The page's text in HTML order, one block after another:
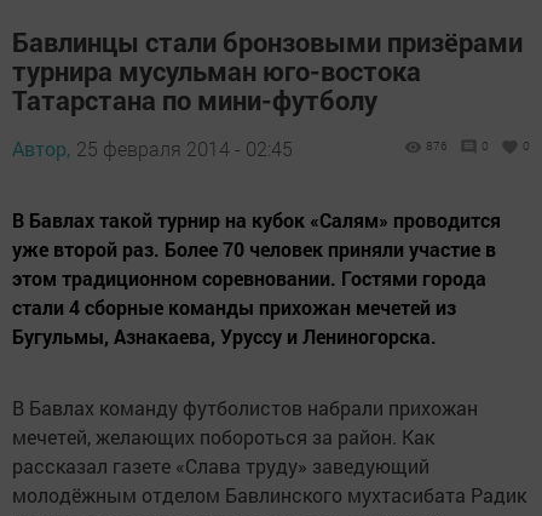
Бавлинцы стали бронзовыми призёрами
турнира мусульман юго-востока
Татарстана по мини-футболу
Автор, 25 февраля 2014 - 02:45 876 0 0
В Бавлах такой турнир на кубок «Салям» проводится
уже второй раз. Более 70 человек приняли участие в
этом традиционном соревновании. Гостями города
стали 4 сборные команды прихожан мечетей из
Бугульмы, Азнакаева, Уруссу и Лениногорска.
В Бавлах команду футболистов набрали прихожан
мечетей, желающих побороться за район. Как
рассказал газете «Слава труду» заведующий
молодёжным отделом Бавлинского мухтасибата Радик